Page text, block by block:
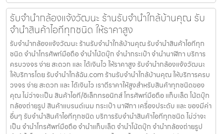
รับจำนำกล้องแจ้งวัฒนะ ร้านรับจำนำใกล้บ้านคุณ รับ
จำนำสินค้าไอทีทุกชนิด ให้ราคาสูง
รับจำนำกล้องแจ้งวัฒนะ ร้านรับจำนำใกล้บ้านคุณ รับจำนำสินค้าไอทีทุก
ชนิด จำนำโทรศัพท์มือถือ จำนำโน้ตบุ๊ก จำนำกระเป๋า จำนำนาฬิกา บริการ
ครบวงจร ง่าย สะดวก และ ได้เงินไว ให้ราคาสูง รับจำนำกล้องแจ้งวัฒนะ
ให้บริการโดย รับจํานําใกล้ฉัน.com ร้านรับจำนำใกล้บ้านคุณ ให้บริการครบ
วงจร ง่าย สะดวก และ ได้เงินไว เราตีราคาให้สูงสำหรับสินค้าทุกชนิดของ
คุณ ไม่ว่าจะเป็น สินค้าไอที/อิเล็กทรอนิกส์ โทรศัพท์มือถือ แท็บเล็ต โน้ตบุ๊ก
กล้องถ่ายรูป สินค้าแบรนด์เนม กระเป๋า นาฬิกา เครื่องประดับ และ ของมีค่า
อื่นๆ รับจำนำสินค้าไอทีทุกชนิด บริการรับจำนำสินค้าไอทีทุกชนิด ไม่ว่าจะ
เป็น จำนำโทรศัพท์มือถือ จำนำแท็บเล็ต จำนำโน้ตบุ๊ก จำนำกล้องถ่ายรูป